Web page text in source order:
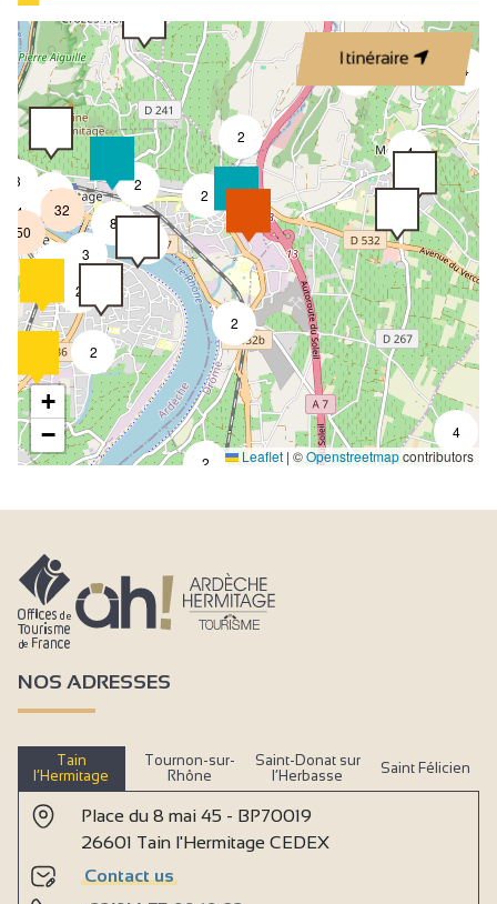
Itinéraire
4
2
2
2
2
2
4
4
2
2
8
3
4
2
8
3
50
32
+
−
Leaflet | ©Openstreetmapcontributors
NOS ADRESSES
Tain
l’Hermitage
Tournon-sur-
Rhône
Saint-Donat sur
l’Herbasse
Saint Félicien
Place du 8 mai 45 - BP70019
26601 Tain l'Hermitage CEDEX
Contact us